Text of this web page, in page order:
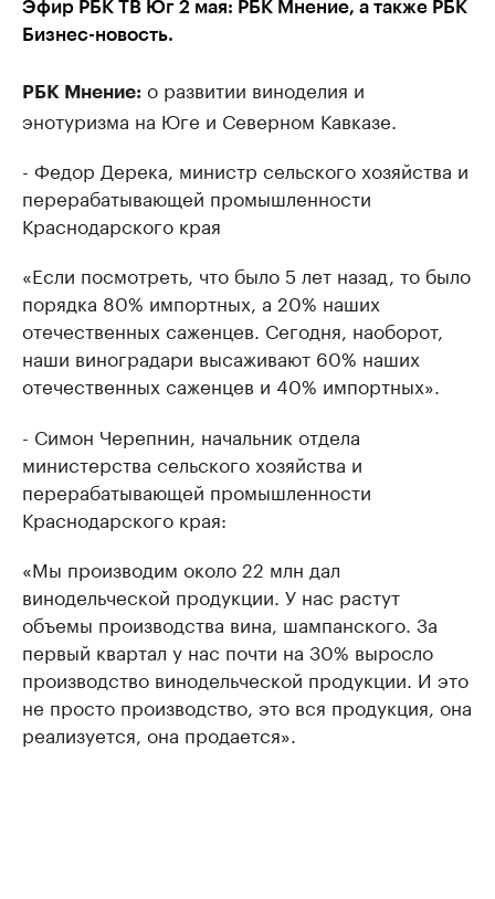
Эфир РБК ТВ Юг 2 мая: РБК Мнение, а также РБК
Бизнес-новость.
РБК Мнение: о развитии виноделия и
энотуризма на Юге и Северном Кавказе.
- Федор Дерека, министр сельского хозяйства и
перерабатывающей промышленности
Краснодарского края
«Если посмотреть, что было 5 лет назад, то было
порядка 80% импортных, а 20% наших
отечественных саженцев. Сегодня, наоборот,
наши виноградари высаживают 60% наших
отечественных саженцев и 40% импортных».
- Симон Черепнин, начальник отдела
министерства сельского хозяйства и
перерабатывающей промышленности
Краснодарского края:
«Мы производим около 22 млн дал
винодельческой продукции. У нас растут
объемы производства вина, шампанского. За
первый квартал у нас почти на 30% выросло
производство винодельческой продукции. И это
не просто производство, это вся продукция, она
реализуется, она продается».